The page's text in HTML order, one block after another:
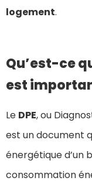
logement.
Qu’est-ce
est
Le DPE, ou
est un document
énergétique d’un
consommation